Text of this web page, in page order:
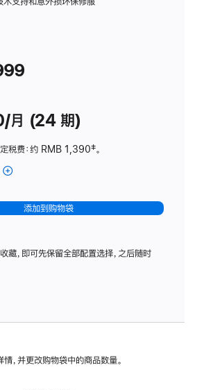
月 (24 期)
税费：约 RMB 1,390脚
‡。
(Studio
-
标
璃
转
添加到购物袋
藏，即可先保留全部配置选择，之后随时
，并更改购物袋中的商品数量。